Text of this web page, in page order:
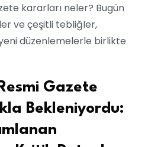
kararları neler? Bugün
ve çeşitli tebliğler,
düzenlemelerle birlikte
Gazete
Bekleniyordu: